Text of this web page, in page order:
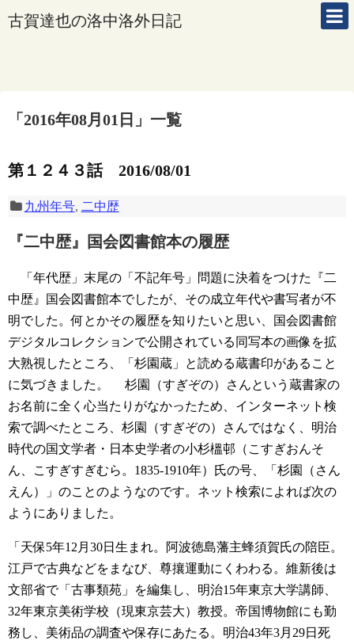
古賀達也の洛中洛外日記
「 2016年08月01日 」 一覧
第１２４３話 2016/08/01
九州年号, 二中歴
『二中歴』国会図書館本の履歴
「年代歴」末尾の「不記年号」問題に決着をつけた『二
中歴』国会図書館本でしたが、その成立年代や書写者が不
明でした。何とかその履歴を知りたいと思い、国会図書館
デジタルコレクションで公開されている同写本の画像を拡
大熟視したところ、「杉園蔵」と読める蔵書印があること
に気づきました。
杉園（すぎぞの）さんという蔵書家の
お名前に全く心当たりがなかったため、インターネット検
索で調べたところ、杉園（すぎぞの）さんではなく、明治
時代の国文学者・日本史学者の小杉榲邨（こすぎおんそ
ん、こすぎすぎむら。1835-1910年）氏の号、「杉園（さん
えん）」のことのようなのです。ネット検索によれば次の
ようにありました。
「天保5年12月30日生まれ。阿波徳島藩主蜂須賀氏の陪臣。
江戸で古典などをまなび、尊攘運動にくわわる。維新後は
文部省で「古事類苑」を編集し、明治15年東京大学講師、
32年東京美術学校（現東京芸大）教授。帝国博物館にも勤
務し、美術品の調査や保存にあたる。明治43年3月29日死